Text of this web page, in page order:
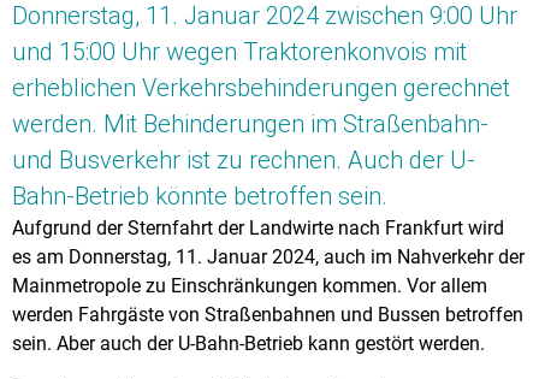
Donnerstag, 11. Januar 2024 zwischen 9:00 Uhr
und 15:00 Uhr wegen Traktorenkonvois mit
erheblichen Verkehrsbehinderungen gerechnet
werden. Mit Behinderungen im Straßenbahn-
und Busverkehr ist zu rechnen. Auch der U-
Bahn-Betrieb könnte betroffen sein.
Aufgrund der Sternfahrt der Landwirte nach Frankfurt wird
es am Donnerstag, 11. Januar 2024, auch im Nahverkehr der
Mainmetropole zu Einschränkungen kommen. Vor allem
werden Fahrgäste von Straßenbahnen und Bussen betroffen
sein. Aber auch der U-Bahn-Betrieb kann gestört werden.